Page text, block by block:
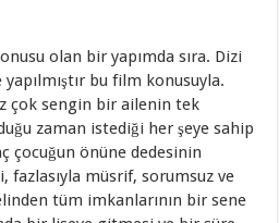
olan bir yapımda sıra. Dizi
bu film konusuyla.
çok sengin bir ailenin tek
zaman istediği her şeye sahip
çocuğun önüne dedesinin
fazlasıyla müsrif, sorumsuz ve
tüm imkanlarının bir sene